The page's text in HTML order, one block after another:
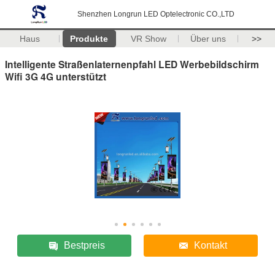
Shenzhen Longrun LED Optelectronic CO.,LTD
Haus Produkte VR Show Über uns >>
Intelligente Straßenlaternenpfahl LED Werbebildschirm
Wifi 3G 4G unterstützt
Bestpreis Kontakt